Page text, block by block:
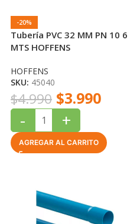
-20%
Tubería PVC 32 MM PN 10 6
MTS HOFFENS
HOFFENS
SKU: 45040
$4.990 $3.990
- +
AGREGAR AL CARRITO